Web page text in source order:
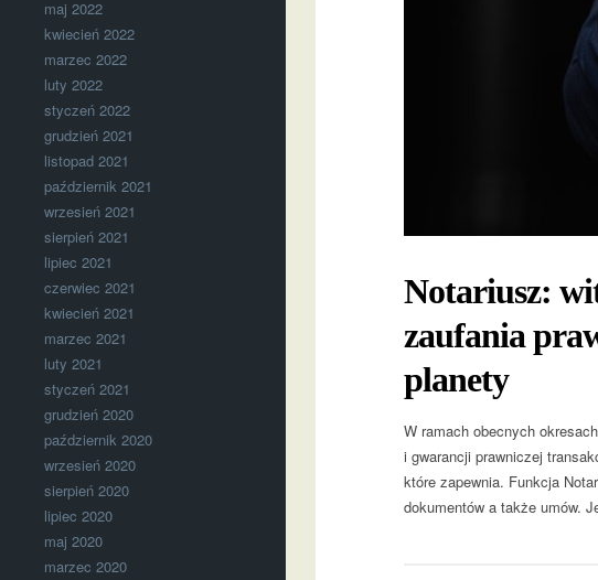
maj 2022
kwiecień 2022
marzec 2022
luty 2022
styczeń 2022
grudzień 2021
listopad 2021
październik 2021
wrzesień 2021
sierpień 2021
lipiec 2021
czerwiec 2021
kwiecień 2021
marzec 2021
luty 2021
styczeń 2021
grudzień 2020
październik 2020
wrzesień 2020
sierpień 2020
lipiec 2020
maj 2020
marzec 2020
Notariusz:
zaufania
planety
W ramach obecnych
i gwarancji prawniczej
które zapewnia. Funkcja
dokumentów a także umów.